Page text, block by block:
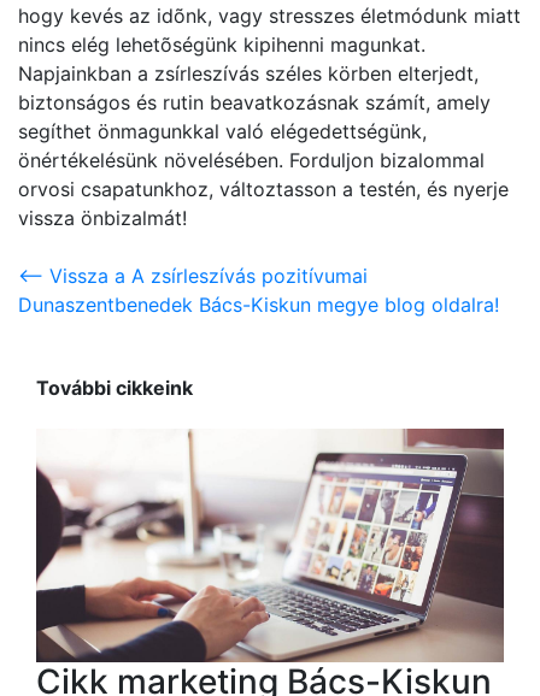
hogy kevés az idõnk, vagy stresszes életmódunk miatt
nincs elég lehetõségünk kipihenni magunkat.
Napjainkban a zsírleszívás széles körben elterjedt,
biztonságos és rutin beavatkozásnak számít, amely
segíthet önmagunkkal való elégedettségünk,
önértékelésünk növelésében. Forduljon bizalommal
orvosi csapatunkhoz, változtasson a testén, és nyerje
vissza önbizalmát!
<-- Vissza a A zsírleszívás pozitívumai
Dunaszentbenedek Bács-Kiskun megye blog oldalra!
További cikkeink
Cikk marketing Bács-Kiskun